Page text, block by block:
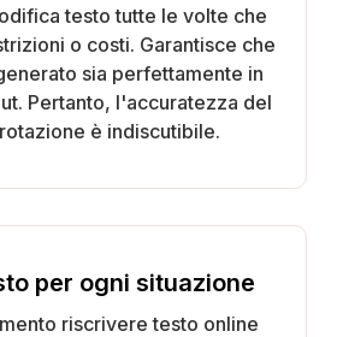
testo tutte le volte che
o costi. Garantisce che
sia perfettamente in
Pertanto, l'accuratezza del
è indiscutibile.
per ogni situazione
riscrivere testo online